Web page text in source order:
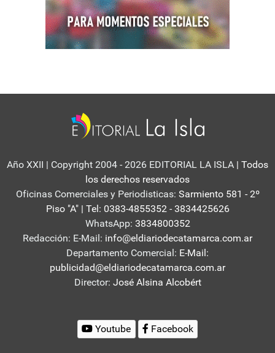
Año XXII | Copyright 2004 - 2026 EDITORIAL LA ISLA | Todos
los derechos reservados
Oficinas Comerciales y Periodisticas: Sarmiento 581 - 2º
Piso "A" | Tel: 0383-4855352 - 3834425626
WhatsApp: 3834800352
Redacción: E-Mail: info@eldiariodecatamarca.com.ar
Departamento Comercial: E-Mail:
publicidad@eldiariodecatamarca.com.ar
Director: José Alsina Alcobért
Youtube Facebook